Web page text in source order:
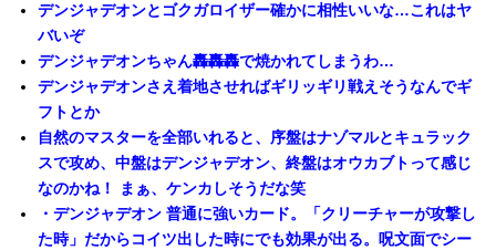
デンジャデオンとゴクガロイザー確かに相性いいな…これはヤ
バいぞ
デンジャデオンちゃん轟轟轟で焼かれてしまうわ…
デンジャデオンさえ着地させればギリッギリ戦えそうなんでギ
フトとか
自然のマスターを全部いれると、序盤はナゾマルとキュラック
スで攻め、中盤はデンジャデオン、終盤はオウカブトって感じ
なのかね！ まぁ、ケンカしそうだな笑
・デンジャデオン 普通に強いカード。「クリーチャーが攻撃し
た時」だからコイツ出した時にでも効果が出る。呪文面でシー